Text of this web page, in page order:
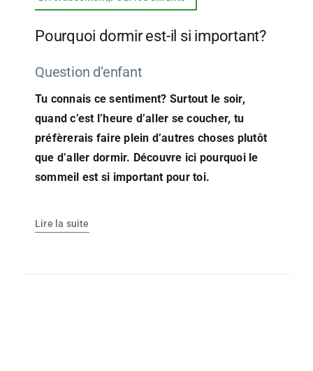
Pourquoi dormir est-il si important?
Question d’enfant
Tu connais ce sentiment? Surtout le soir,
quand c’est l’heure d’aller se coucher, tu
préfèrerais faire plein d’autres choses plutôt
que d’aller dormir. Découvre ici pourquoi le
sommeil est si important pour toi.
Lire la suite